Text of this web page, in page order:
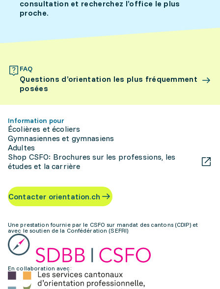
consultation et recherchez l’office le plus
proche.
FAQ
Questions d’orientation les plus fréquemment
posées
Information pour
Écolières et écoliers
Gymnasiennes et gymnasiens
Adultes
Shop CSFO: Brochures sur les professions, les
études et la carrière
Contacter orientation.ch
Une prestation fournie par le CSFO sur mandat des cantons (CDIP) et
avec le soutien de la Confédération (SEFRI)
En collaboration avec: